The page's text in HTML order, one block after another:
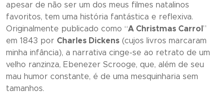
Contato
apesar de não ser um dos meus filmes natalinos
favoritos, tem uma história fantástica e reflexiva.
Originalmente publicado como “A Christmas Carrol ”
em 1843 por Charles Dickens (cujos livros marcaram
minha infância), a narrativa cinge-se ao retrato de um
velho ranzinza, Ebenezer Scrooge, que, além de seu
mau humor constante, é de uma mesquinharia sem
tamanhos.